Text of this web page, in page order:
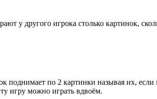
у другого игрока столько картинок,
поднимает по 2 картинки называя их, если
игру можно играть вдвоём.